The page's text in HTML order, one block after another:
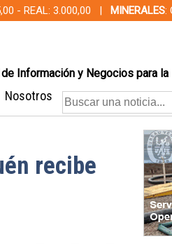
- REAL: 3.000,00 | MINERALES:
Información y Negocios para
Nosotros
recibe